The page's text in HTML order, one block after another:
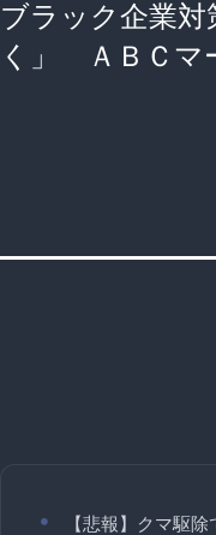
ブラック企業対
く」 ＡＢＣマ
【悲報】クマ駆